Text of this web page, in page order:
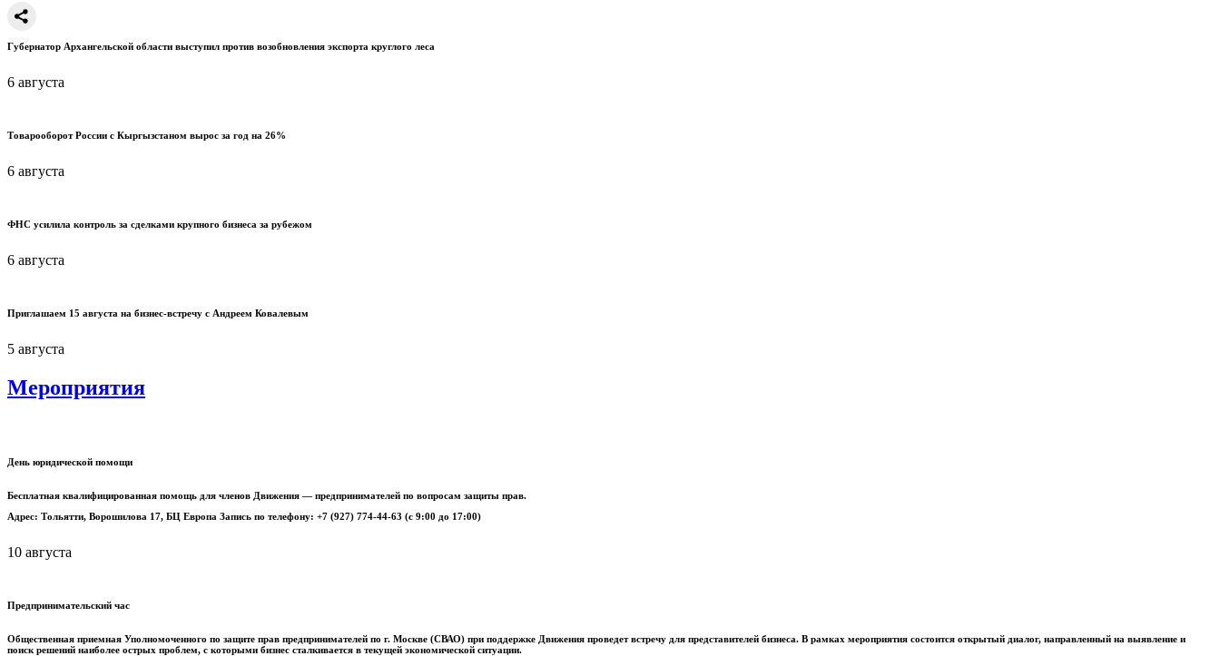
Губернатор Архангельской области выступил против возобновления экспорта круглого леса
6 августа
Товарооборот России с Кыргызстаном вырос за год на 26%
6 августа
ФНС усилила контроль за сделками крупного бизнеса за рубежом
6 августа
Приглашаем 15 августа на бизнес-встречу с Андреем Ковалевым
5 августа
Мероприятия
День юридической помощи
Бесплатная квалифицированная помощь для членов Движения — предпринимателей по вопросам защиты прав.
Адрес: Тольятти, Ворошилова 17, БЦ Европа Запись по телефону: +7 (927) 774-44-63 (с 9:00 до 17:00)
10 августа
Предпринимательский час
Общественная приемная Уполномоченного по защите прав предпринимателей по г. Москве (СВАО) при поддержке Движения проведет встречу для представителей бизнеса. В рамках мероприятия состоится открытый диалог, направленный на выявление и
поиск решений наиболее острых проблем, с которыми бизнес сталкивается в текущей экономической ситуации.